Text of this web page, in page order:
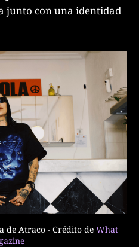
junto con una identidad
de Atraco - Crédito de What